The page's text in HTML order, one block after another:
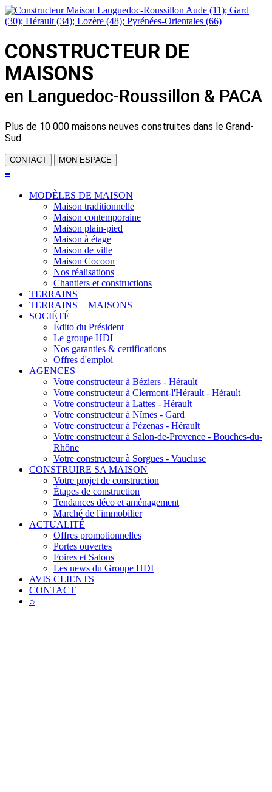
CONSTRUCTEUR DE
MAISONS
en Languedoc-Roussillon & PACA
Plus de 10 000 maisons neuves construites dans le Grand-
Sud
CONTACT MON ESPACE
≡
MODÈLES DE MAISON
Maison traditionnelle
Maison contemporaine
Maison plain-pied
Maison à étage
Maison de ville
Maison Cocoon
Nos réalisations
Chantiers et constructions
TERRAINS
TERRAINS + MAISONS
SOCIÉTÉ
Édito du Président
Le groupe HDI
Nos garanties & certifications
Offres d'emploi
AGENCES
Votre constructeur à Béziers - Hérault
Votre constructeur à Clermont-l'Hérault - Hérault
Votre constructeur à Lattes - Hérault
Votre constructeur à Nîmes - Gard
Votre constructeur à Pézenas - Hérault
Votre constructeur à Salon-de-Provence - Bouches-du-
Rhône
Votre constructeur à Sorgues - Vaucluse
CONSTRUIRE SA MAISON
Votre projet de construction
Étapes de construction
Tendances déco et aménagement
Marché de l'immobilier
ACTUALITÉ
Offres promotionnelles
Portes ouvertes
Foires et Salons
Les news du Groupe HDI
AVIS CLIENTS
CONTACT
⌕